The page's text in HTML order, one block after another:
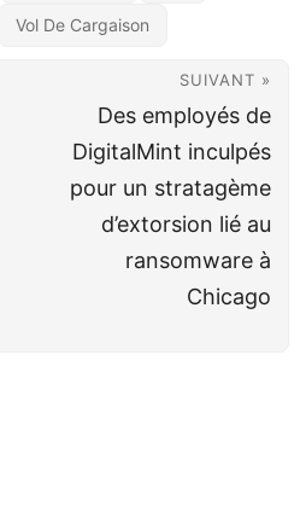
Vol De Cargaison
SUIVANT »
Des employés de
DigitalMint inculpés
pour un stratagème
d’extorsion lié au
ransomware à
Chicago